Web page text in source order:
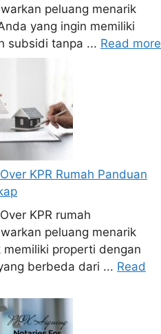
peluang menarik
yang ingin memiliki
subsidi tanpa ... Read more
KPR Rumah Panduan
KPR rumah
peluang menarik
memiliki properti dengan
berbeda dari ... Read